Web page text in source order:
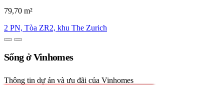
79,70 m²
2 PN, Tòa ZR2, khu The Zurich
Sống ở Vinhomes
Thông tin dự án và ưu đãi của Vinhomes